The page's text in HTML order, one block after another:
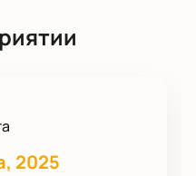
2025